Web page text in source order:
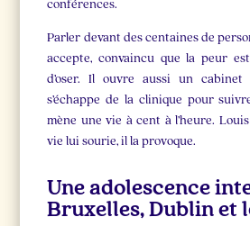
conférences.
Parler devant des centaines de
accepte, convaincu que la peur
d’oser. Il ouvre aussi un cabinet
s’échappe de la clinique pour
mène une vie à cent à l’heure.
vie lui sourie, il la provoque.
Une adolescence
Bruxelles, Dublin et